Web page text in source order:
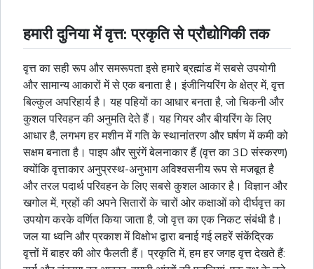
हमारी दुनिया में वृत्त: प्रकृति से प्रौद्योगिकी तक
वृत्त का सही रूप और समरूपता इसे हमारे ब्रह्मांड में सबसे उपयोगी
और सामान्य आकारों में से एक बनाता है। इंजीनियरिंग के क्षेत्र में, वृत्त
बिल्कुल अपरिहार्य है। यह पहियों का आधार बनता है, जो चिकनी और
कुशल परिवहन की अनुमति देते हैं। यह गियर और बीयरिंग के लिए
आधार है, लगभग हर मशीन में गति के स्थानांतरण और घर्षण में कमी को
सक्षम बनाता है। पाइप और सुरंगेंबेलनाकारहैं (वृत्त का 3D संस्करण)
क्योंकि वृत्ताकार अनुप्रस्थ-अनुभाग अविश्वसनीय रूप से मजबूत है
और तरल पदार्थ परिवहन के लिए सबसे कुशल आकार है। विज्ञान और
खगोल में, ग्रहों की अपने सितारों के चारों ओर कक्षाओं कोदीर्घवृत्तका
उपयोग करके वर्णित किया जाता है, जो वृत्त का एक निकट संबंधी है।
जल या ध्वनि और प्रकाश में विक्षोभ द्वारा बनाई गई लहरें संकेंद्रिक
वृत्तों में बाहर की ओर फैलती हैं। प्रकृति में, हम हर जगह वृत्त देखते हैं: